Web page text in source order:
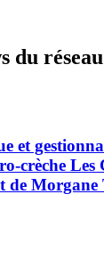
du réseau
et
crèche Les
de Morgane